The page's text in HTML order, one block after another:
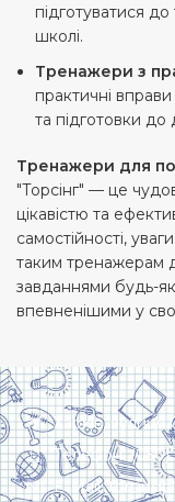
підготуватися
школі.
Тренажери з
практичні
та підготовки до
Тренажери для
"Торсінг" — це
цікавістю та
самостійності,
таким тренажерам
завданнями будь-
впевненішими у
Харків, вулиця
Телефон: (050)
E-Mail: